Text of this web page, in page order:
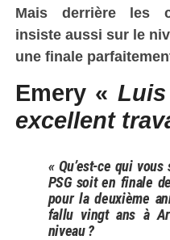
Mais derrière les
insiste aussi sur le
une finale
Emery «
excellent
« Qu’est-ce qui
PSG soit en finale
pour la deuxième
fallu vingt ans à
niveau ?